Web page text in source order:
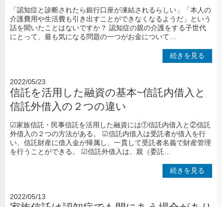
「認知症と診断されたら銀行口座が凍結されるらしい」「本人の
介護費用や生活費も引き出すことができなくなるようだ」という
話を聞いたことはないですか？ 認知症の親の介護をする子世代
にとって、最も気になる問題の一つがお金について…
続きを見る
2022/05/23
信託を活用した融資の基本~信託内借入と
信託外借入の２つの違い
☑家族信託・民事信託を活用した融資には①信託内借入と②信託
外借入の２つの方法がある。 ☑信託内借入は受託者が借入を行
い、信託財産に借入金が帰属し、一貫して受託者名義で財産管理
を行うことができる。 ☑信託外借入は、親（委託…
続きを見る
2022/05/13